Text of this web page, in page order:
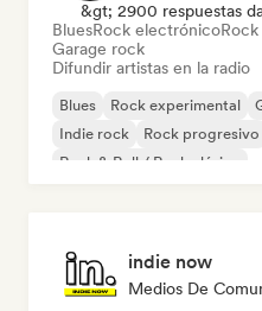
&gt; 2900 respuestas
BluesRock electrónico
Garage rock
Difundir artistas en la radio
Blues Rock experimental
Indie rock
Rock progresivo
Rock & Roll / Rock clásico
indie now
Medios De